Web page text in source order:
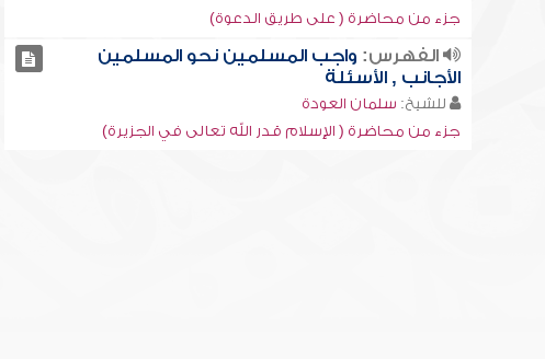
جزء من محاضرة ( على طريق الدعوة)
الفهرس: واجب المسلمين نحو المسلمين
الأجانب , الأسئلة
للشيخ: سلمان العودة
جزء من محاضرة ( الإسلام قدر الله تعالى في الجزيرة)